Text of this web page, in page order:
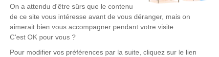
VILLALBA.
Un service de plantation d’arbre hommage est
disponible ici.